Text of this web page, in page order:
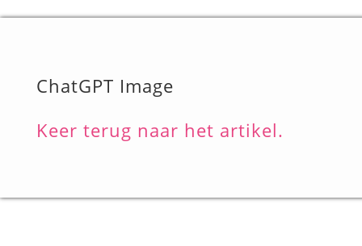
ChatGPT Image
Keer terug naar het artikel.